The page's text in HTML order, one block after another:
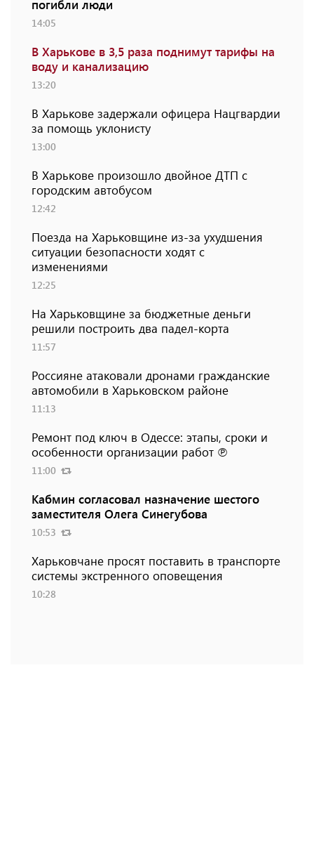
погибли люди
14:05
В Харькове в 3,5 раза поднимут тарифы на
воду и канализацию
13:20
В Харькове задержали офицера Нацгвардии
за помощь уклонисту
13:00
В Харькове произошло двойное ДТП с
городским автобусом
12:42
Поезда на Харьковщине из-за ухудшения
ситуации безопасности ходят с
изменениями
12:25
На Харьковщине за бюджетные деньги
решили построить два падел-корта
11:57
Россияне атаковали дронами гражданские
автомобили в Харьковском районе
11:13
Ремонт под ключ в Одессе: этапы, сроки и
особенности организации работ ℗
11:00
Кабмин согласовал назначение шестого
заместителя Олега Синегубова
10:53
Харьковчане просят поставить в транспорте
системы экстренного оповещения
10:28